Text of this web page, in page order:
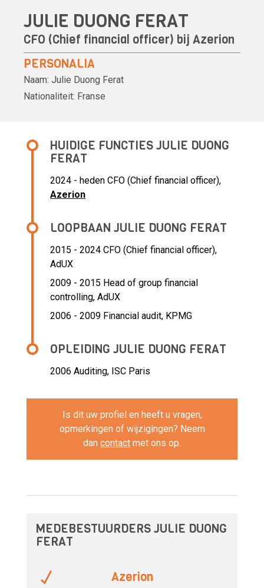
JULIE DUONG FERAT
CFO (Chief financial officer) bij Azerion
PERSONALIA
Naam: Julie Duong Ferat
Nationaliteit: Franse
HUIDIGE FUNCTIES JULIE DUONG
FERAT
2024 - heden CFO (Chief financial officer),
Azerion
LOOPBAAN JULIE DUONG FERAT
2015 - 2024 CFO (Chief financial officer),
AdUX
2009 - 2015 Head of group financial
controlling, AdUX
2006 - 2009 Financial audit, KPMG
OPLEIDING JULIE DUONG FERAT
2006 Auditing, ISC Paris
Is dit uw profiel en heeft u vragen,
opmerkingen of wijzigingen? Neem
dan contact met ons op.
MEDEBESTUURDERS JULIE DUONG
FERAT
Azerion